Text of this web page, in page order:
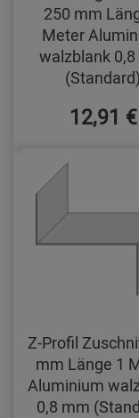
250 mm
Meter
walzblank
(Standard)
12,91 €
Z-Profil
mm Länge 1
Aluminium
0,8 mm